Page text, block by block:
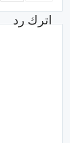
اترك رد